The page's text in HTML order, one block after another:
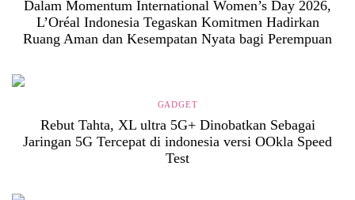
Dalam Momentum International Women’s Day 2026,
L’Oréal Indonesia Tegaskan Komitmen Hadirkan
Ruang Aman dan Kesempatan Nyata bagi Perempuan
GADGET
Rebut Tahta, XL ultra 5G+ Dinobatkan Sebagai
Jaringan 5G Tercepat di indonesia versi OOkla Speed
Test